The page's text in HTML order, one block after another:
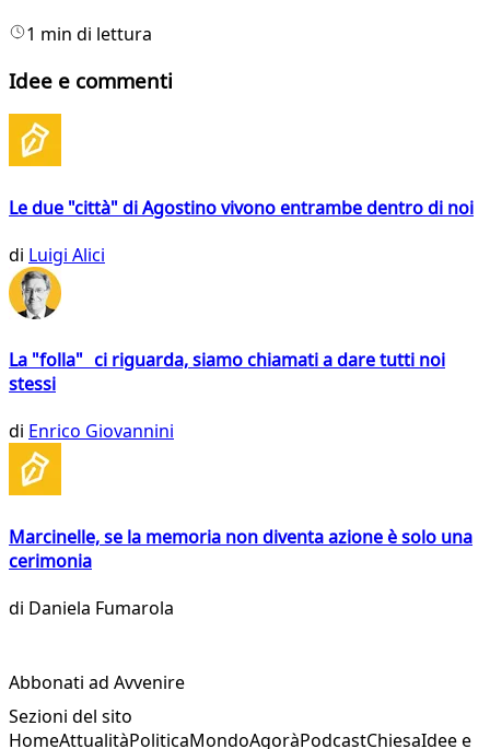
1 min di lettura
Idee e commenti
Le due "città" di Agostino vivono entrambe dentro di noi
di Luigi Alici
La "folla" ci riguarda, siamo chiamati a dare tutti noi
stessi
di Enrico Giovannini
Marcinelle, se la memoria non diventa azione è solo una
cerimonia
di Daniela Fumarola
Abbonati ad Avvenire
Sezioni del sito
HomeAttualitàPoliticaMondoAgoràPodcastChiesaIdee e